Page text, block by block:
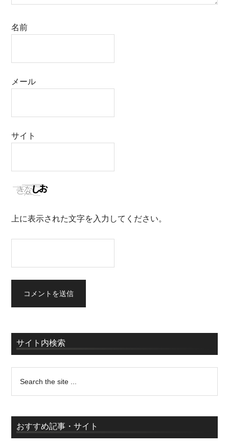
名前
メール
サイト
上に表示された文字を入力してください。
サイト内検索
おすすめ記事・サイト